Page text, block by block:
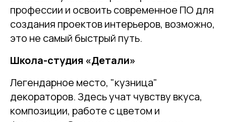
профессии и освоить современное ПО для
создания проектов интерьеров, возможно,
это не самый быстрый путь.
Школа-студия «Детали»
Легендарное место, "кузница"
декораторов. Здесь учат чувству вкуса,
композиции, работе с цветом и